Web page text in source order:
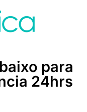
para
24hrs